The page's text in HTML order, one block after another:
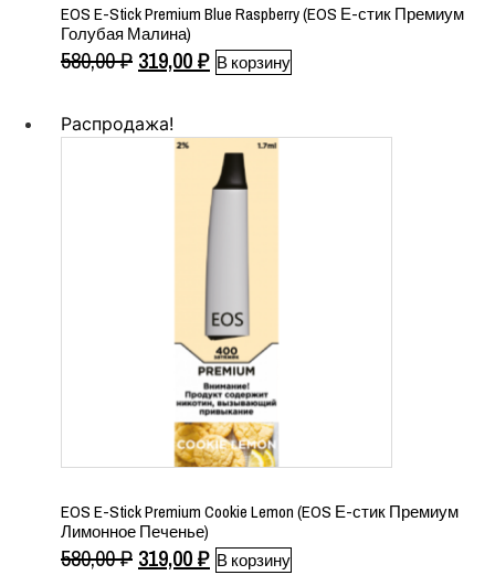
EOS E-Stick Premium Blue Raspberry (EOS Е-стик Премиум
Голубая Малина)
580,00₽ Первоначальная
составляла
580,00 ₽.
319,00₽Текущая
В корзину
Распродажа!
EOS E-Stick Premium Cookie Lemon (EOS Е-стик Премиум
Лимонное Печенье)
580,00₽ Первоначальная
319,00₽Текущая
В корзину